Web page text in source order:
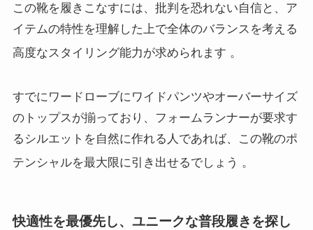
この靴を履きこなすには、批判を恐れない自信と、ア
イテムの特性を理解した上で全体のバランスを考える
高度なスタイリング能力が求められます 。
すでにワードローブにワイドパンツやオーバーサイズ
のトップスが揃っており、フォームランナーが要求す
るシルエットを自然に作れる人であれば、この靴のポ
テンシャルを最大限に引き出せるでしょう 。
快適性を最優先し、ユニークな普段履きを探し